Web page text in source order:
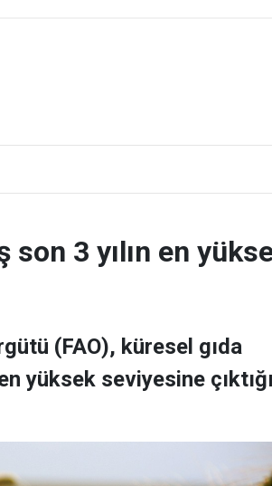
son 3 yılın en
(FAO), küresel gıda
yüksek seviyesine